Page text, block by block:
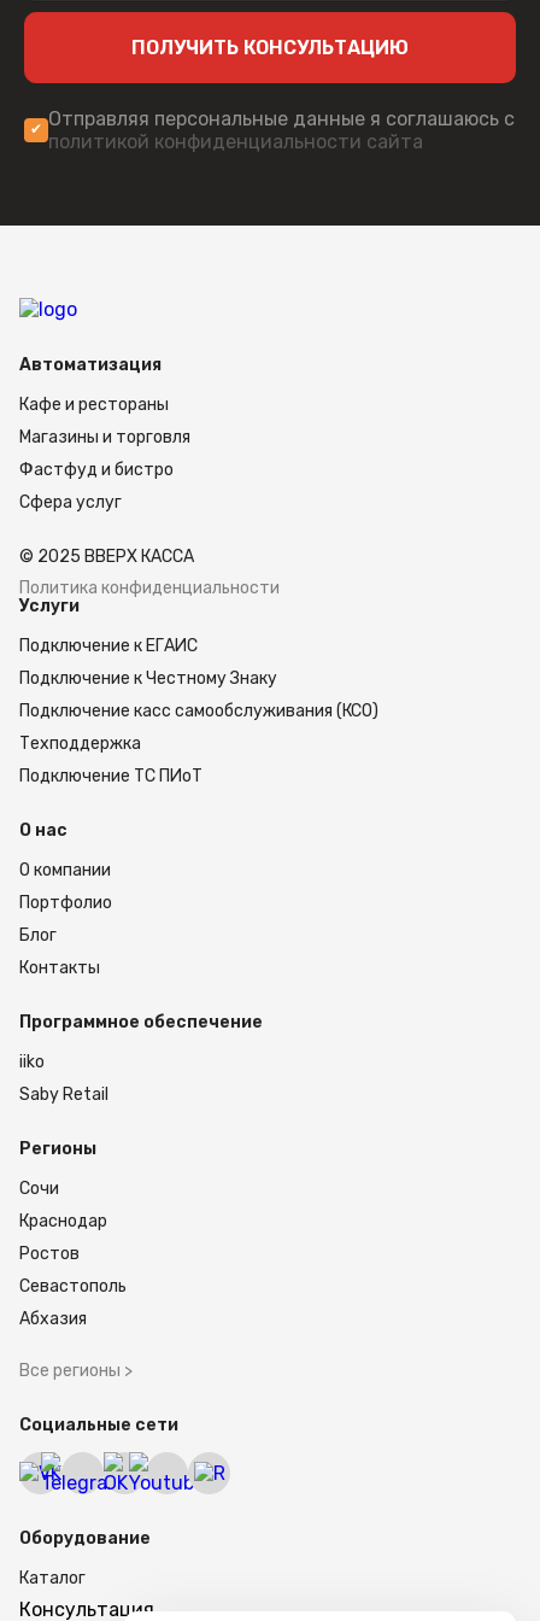
ПОЛУЧИТЬ КОНСУЛЬТАЦИЮ
Отправляя персональные данные я соглашаюсь с
политикой конфиденциальности сайта
Автоматизация
Кафе и рестораны
Магазины и торговля
Фастфуд и бистро
Сфера услуг
© 2025 ВВЕРХ КАССА
Политика конфиденциальности
Услуги
Подключение к ЕГАИС
Подключение к Честному Знаку
Подключение касс самообслуживания (КСО)
Техподдержка
Подключение ТС ПИоТ
О нас
О компании
Портфолио
Блог
Контакты
Программное обеспечение
iiko
Saby Retail
Регионы
Сочи
Краснодар
Ростов
Севастополь
Абхазия
Все регионы >
Социальные сети
Оборудование
Каталог
Консультация